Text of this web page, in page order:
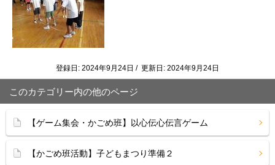
登録日: 2024年9月24日 / 更新日: 2024年9月24日
このカテゴリー内の他のページ
【ゲーム集会・かごめ班】以心伝心伝言ゲーム
【かごめ班活動】子どもまつり準備２